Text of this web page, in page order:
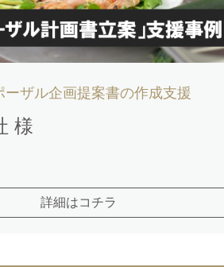
ーザル企画提案書の作成支援
様
詳細はコチラ